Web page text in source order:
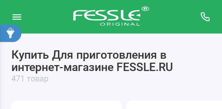
Купить Для приготовления в
интернет-магазине FESSLE.RU
471 товар
Для запекания и выпечки
Для напитков